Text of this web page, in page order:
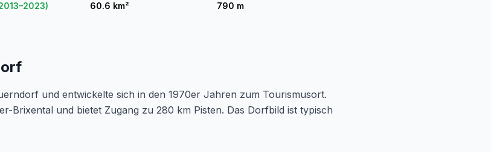
60.6 km² 790 m
und entwickelte sich in den 1970er Jahren zum Tourismusort.
Brixental und bietet Zugang zu 280 km Pisten. Das Dorfbild ist typisch